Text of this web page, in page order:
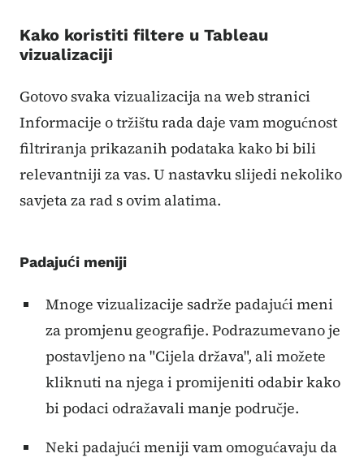
Kako koristiti filtere u Tableau
vizualizaciji
Gotovo svaka vizualizacija na web stranici
Informacije o tržištu rada daje vam mogućnost
filtriranja prikazanih podataka kako bi bili
relevantniji za vas. U nastavku slijedi nekoliko
savjeta za rad s ovim alatima.
Padajući meniji
Mnoge vizualizacije sadrže padajući meni
za promjenu geografije. Podrazumevano je
postavljeno na "Cijela država", ali možete
kliknuti na njega i promijeniti odabir kako
bi podaci odražavali manje područje.
Neki padajući meniji vam omogućavaju da